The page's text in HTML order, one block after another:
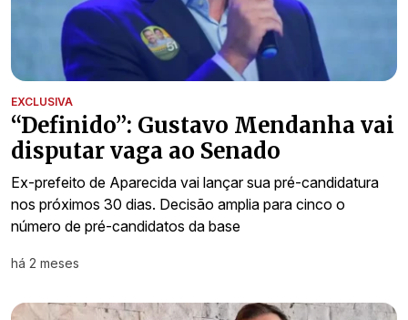
EXCLUSIVA
“Definido”: Gustavo Mendanha vai
disputar vaga ao Senado
Ex-prefeito de Aparecida vai lançar sua pré-candidatura
nos próximos 30 dias. Decisão amplia para cinco o
número de pré-candidatos da base
há 2 meses